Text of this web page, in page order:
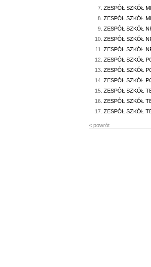
ZESPÓŁ SZKÓŁ
ZESPÓŁ SZKÓŁ
ZESPÓŁ SZKÓŁ
ZESPÓŁ SZKÓŁ
ZESPÓŁ SZKÓŁ
ZESPÓŁ SZKÓŁ
ZESPÓŁ SZKÓŁ
ZESPÓŁ SZKÓŁ
ZESPÓŁ SZKÓŁ
ZESPÓŁ SZKÓŁ
ZESPÓŁ SZKÓŁ
< powrót